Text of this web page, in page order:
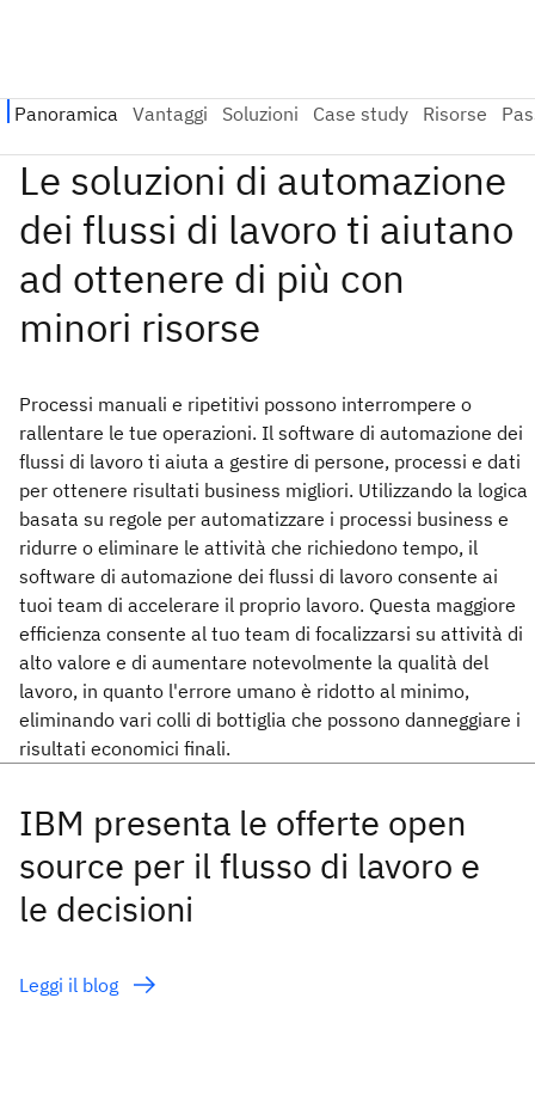
Processi manuali e ripetitivi possono interrompere o
rallentare le tue operazioni. Il software di automazione dei
flussi di lavoro ti aiuta a gestire di persone, processi e dati
per ottenere risultati business migliori. Utilizzando la logica
basata su regole per automatizzare i processi business e
ridurre o eliminare le attività che richiedono tempo, il
software di automazione dei flussi di lavoro consente ai
tuoi team di accelerare il proprio lavoro. Questa maggiore
efficienza consente al tuo team di focalizzarsi su attività di
alto valore e di aumentare notevolmente la qualità del
lavoro, in quanto l'errore umano è ridotto al minimo,
eliminando vari colli di bottiglia che possono danneggiare i
risultati economici finali.
IBM presenta le offerte open
source per il flusso di lavoro e
le decisioni
Leggi il blog